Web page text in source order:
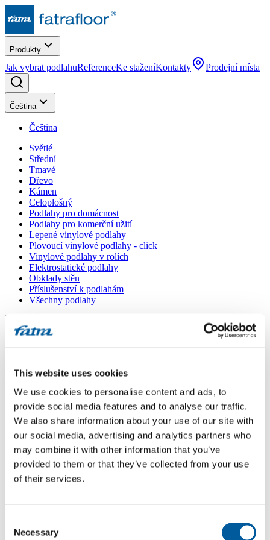
This website uses cookies
We use cookies to personalise content and ads, to
provide social media features and to analyse our traffic.
We also share information about your use of our site with
our social media, advertising and analytics partners who
may combine it with other information that you’ve
provided to them or that they’ve collected from your use
of their services.
Selection
Necessary
Produkty
Jak vybrat podlahuReferenceKe staženíKontakty Prodejní místa
Čeština
Čeština
Světlé
Střední
Tmavé
Dřevo
Kámen
Celoplošný
Podlahy pro domácnost
Podlahy pro komerční užití
Lepené vinylové podlahy
Plovoucí vinylové podlahy - click
Vinylové podlahy v rolích
Elektrostatické podlahy
Obklady stěn
Příslušenství k podlahám
Všechny podlahy
Menu
Domů/
pokládka na elektrické topení
pokládka na elektrické topení
Dotaz
Dobrý den, lze pokládat vyši vinylovou podlahu na elektrické topné
folie? Pokud ano, tak kterou si mám koupit. Jedná se o odzkoušený